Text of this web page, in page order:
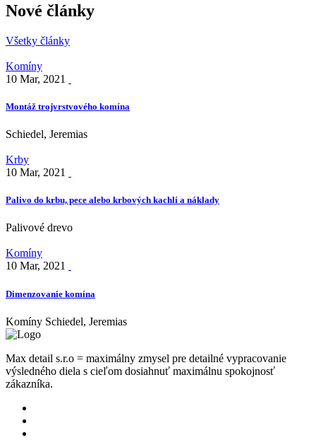
Nové články
Všetky články
Komíny
10 Mar, 2021
Montáž trojvrstvového komína
Schiedel, Jeremias
Krby
10 Mar, 2021
Palivo do krbu, pece alebo krbových kachlí a náklady
Palivové drevo
Komíny
10 Mar, 2021
Dimenzovanie komína
Komíny Schiedel, Jeremias
Max detail s.r.o = maximálny zmysel pre detailné vypracovanie
výsledného diela s cieľom dosiahnuť maximálnu spokojnosť
zákazníka.